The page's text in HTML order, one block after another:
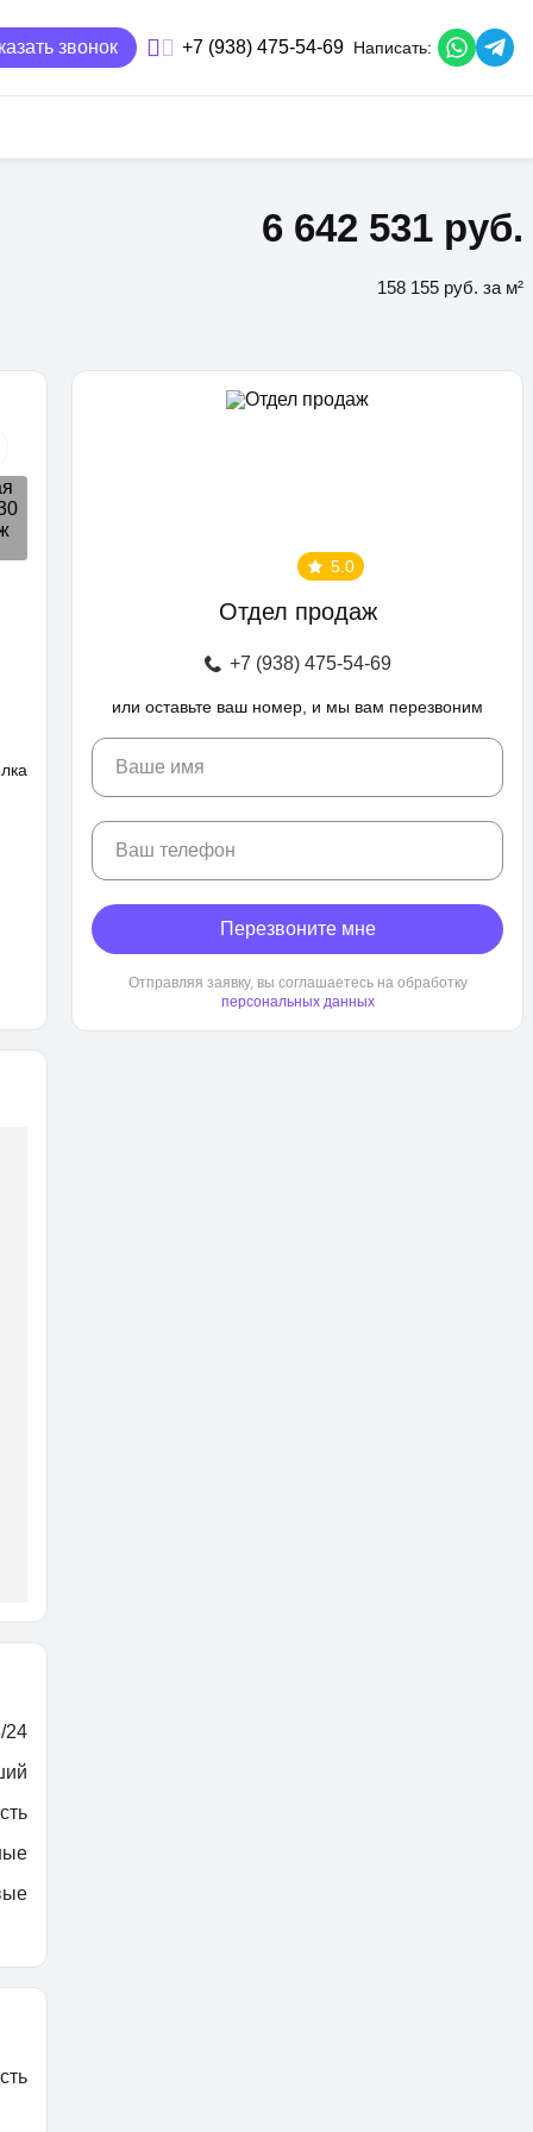
звонок +7 (938) 475-54-69 Написать:
6 642 531 руб.
158 155 руб. за м²
24
5.0
Отдел продаж
+7 (938) 475-54-69
или оставьте ваш номер, и мы вам перезвоним
Ваше имя
Ваш телефон
Перезвоните мне
Отправляя заявку, вы соглашаетесь на обработку
персональных данных